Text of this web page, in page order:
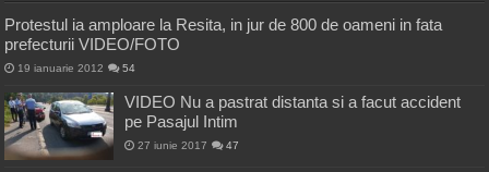
Protestul ia amploare la Resita, in jur de 800 de oameni in fata
prefecturii VIDEO/FOTO
19 ianuarie 2012 54
VIDEO Nu a pastrat distanta si a facut accident
pe Pasajul Intim
27 iunie 2017 47